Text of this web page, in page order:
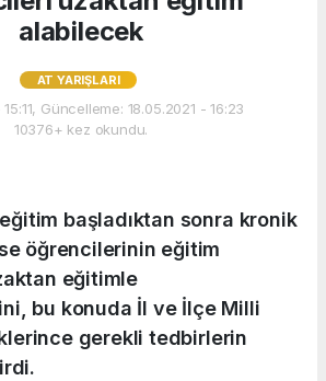
alabilecek
AT YARIŞLARI
Güncelleme: 18.05.2021 - 16:23
10376+ kez okundu.
başladıktan sonra kronik
öğrencilerinin eğitim
eğitimle
bu konuda İl ve İlçe Milli
gerekli tedbirlerin